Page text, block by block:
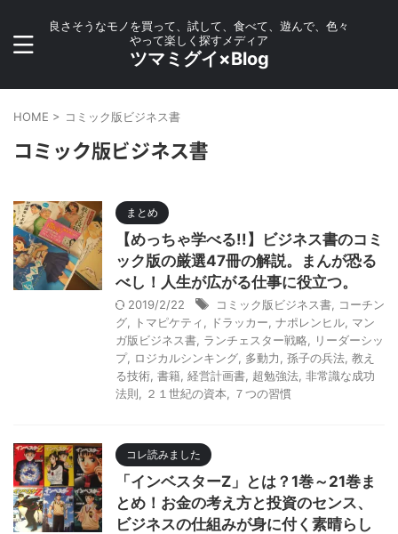
良さそうなモノを買って、試して、食べて、遊んで、色々
やって楽しく探すメディア
ツマミグイ×Blog
HOME > コミック版ビジネス書
コミック版ビジネス書
まとめ
【めっちゃ学べる!!】ビジネス書のコミ
ック版の厳選47冊の解説。まんが恐る
べし！人生が広がる仕事に役立つ。
2019/2/22 コミック版ビジネス書
コーチン
グ
トマピケティ ドラッカー ナポレンヒル マン
ガ版ビジネス書 ランチェスター戦略
リーダーシッ
プ, ロジカルシンキング 多動力 孫子の兵法 教え
る技術 書籍 経営計画書 超勉強法 非常識な成功
法則
２１世紀の資本 ７つの習慣
コレ読みました
「インベスターZ」とは？1巻～21巻ま
とめ！お金の考え方と投資のセンス、
ビジネスの仕組みが身に付く素晴らし